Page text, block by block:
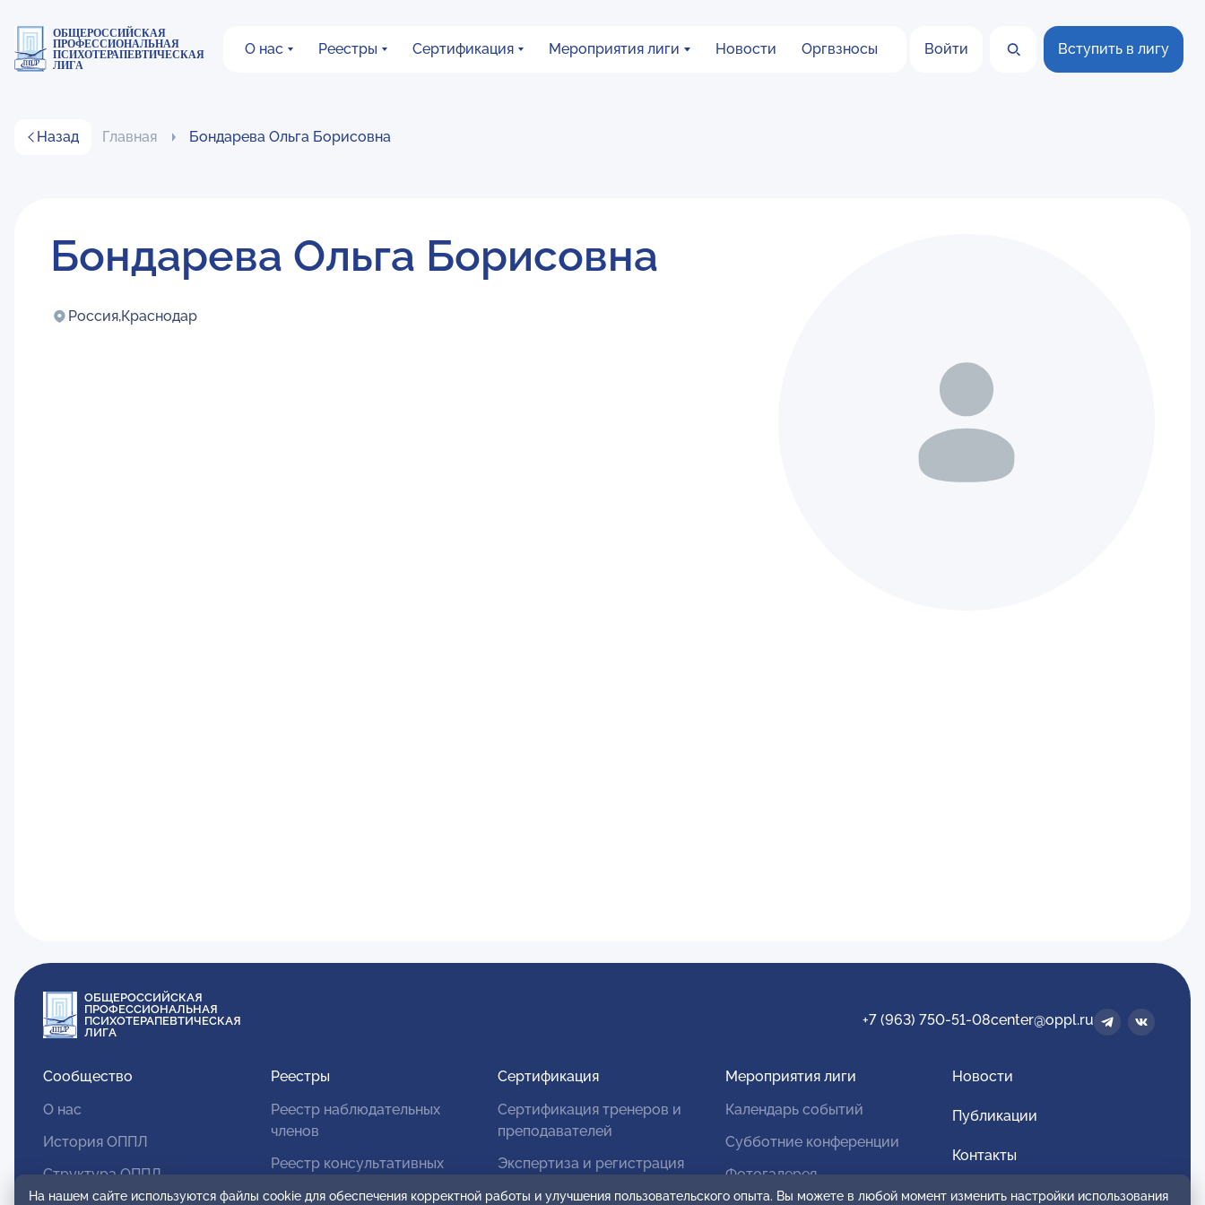
ОБЩЕРОССИЙСКАЯ
ПРОФЕССИОНАЛЬНАЯ
ПСИХОТЕРАПЕВТИЧЕСКАЯ
ЛИГА
О нас Реестры Сертификация Мероприятия лиги Новости Оргвзносы Войти Вступить в лигу
Назад Главная Бондарева Ольга Борисовна
Бондарева Ольга Борисовна
Россия,Краснодар
ОБЩЕРОССИЙСКАЯ
ПРОФЕССИОНАЛЬНАЯ
ПСИХОТЕРАПЕВТИЧЕСКАЯ
ЛИГА
+7 (963) 750-51-08center@oppl.ru
Сообщество
О нас
История ОППЛ
Структура ОППЛ
Реестры
Реестр наблюдательных
членов
Реестр консультативных
Сертификация
Сертификация тренеров и
преподавателей
Экспертиза и регистрация
Мероприятия лиги
Календарь событий
Субботние конференции
Фотогалерея
Новости
Публикации
Контакты
Для спонсоров и партнеров
На нашем сайте используются файлы cookie для обеспечения корректной работы и улучшения пользовательского опыта. Вы можете в любой момент изменить настройки использования